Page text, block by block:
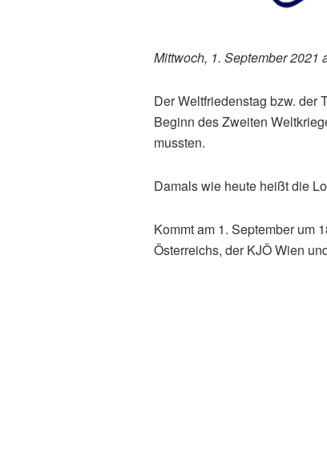
Mittwoch, 1. September 2021
Der Weltfriedenstag bzw. der
Beginn des Zweiten
mussten.
Damals wie heute heißt die
Kommt am 1. September um
Österreichs, der KJÖ Wien